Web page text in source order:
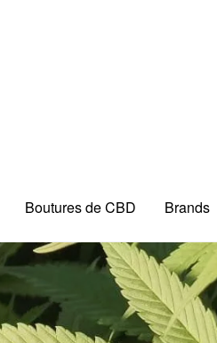
Boutures de CBD Brands